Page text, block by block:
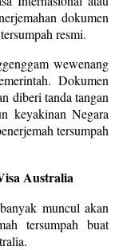
dokumen
resmi.
wewenang
Dokumen
diberi tanda tangan
keyakinan Negara
tersumpah
Australia
muncul akan
tersumpah buat